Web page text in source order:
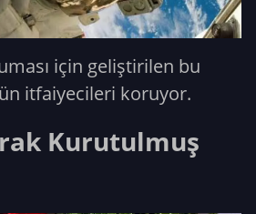
için geliştirilen bu
itfaiyecileri koruyor.
Kurutulmuş